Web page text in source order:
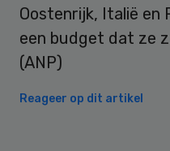
Oostenrijk, Italië en
een budget dat ze
(ANP)
Reageer op dit artikel